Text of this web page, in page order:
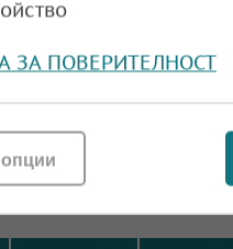
ниво в Италия
сред страните
и Словакия (83,4 на
ЗА ПОВЕРИТЕЛНОСТ